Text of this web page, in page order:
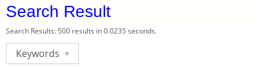
Search Result
Search Results: 500 results in 0.0235 seconds.
Keywords